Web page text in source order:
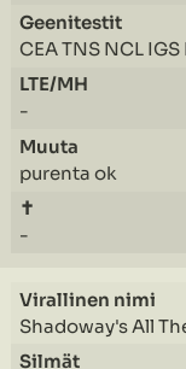
CEA TNS NCL
-
purenta ok
-
Shadoway's All